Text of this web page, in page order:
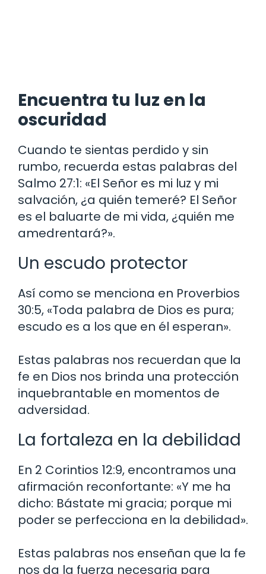
Encuentra tu luz en la
oscuridad
Cuando te sientas perdido y sin
rumbo, recuerda estas palabras del
Salmo 27:1: «El Señor es mi luz y mi
salvación, ¿a quién temeré? El Señor
es el baluarte de mi vida, ¿quién me
amedrentará?».
Un escudo protector
Así como se menciona en Proverbios
30:5, «Toda palabra de Dios es pura;
escudo es a los que en él esperan».
Estas palabras nos recuerdan que la
fe en Dios nos brinda una protección
inquebrantable en momentos de
adversidad.
La fortaleza en la debilidad
En 2 Corintios 12:9, encontramos una
afirmación reconfortante: «Y me ha
dicho: Bástate mi gracia; porque mi
poder se perfecciona en la debilidad».
Estas palabras nos enseñan que la fe
nos da la fuerza necesaria para